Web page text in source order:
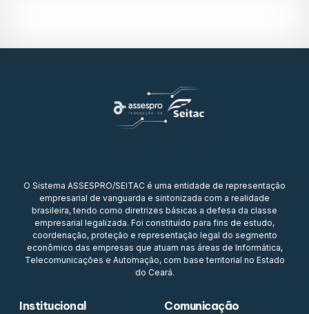
O Sistema ASSESPRO/SEITAC é uma entidade de representação
empresarial de vanguarda e sintonizada com a realidade
brasileira, tendo como diretrizes básicas a defesa da classe
empresarial legalizada. Foi constituído para fins de estudo,
coordenação, proteção e representação legal do segmento
econômico das empresas que atuam nas áreas de Informática,
Telecomunicações e Automação, com base territorial no Estado
do Ceará.
Institucional Comunicação